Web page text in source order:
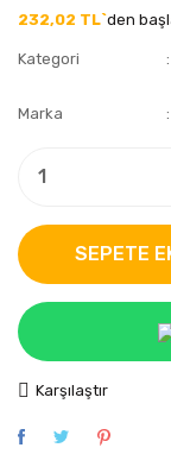
232,02 TL`den
Kategori
Marka
SEPETE
Karşılaştır